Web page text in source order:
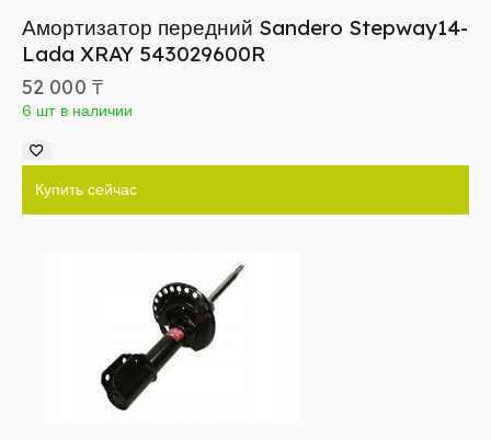
Амортизатор передний Sandero Stepway14-
Lada XRAY 543029600R
52 000 ₸
6 шт в наличии
Купить сейчас